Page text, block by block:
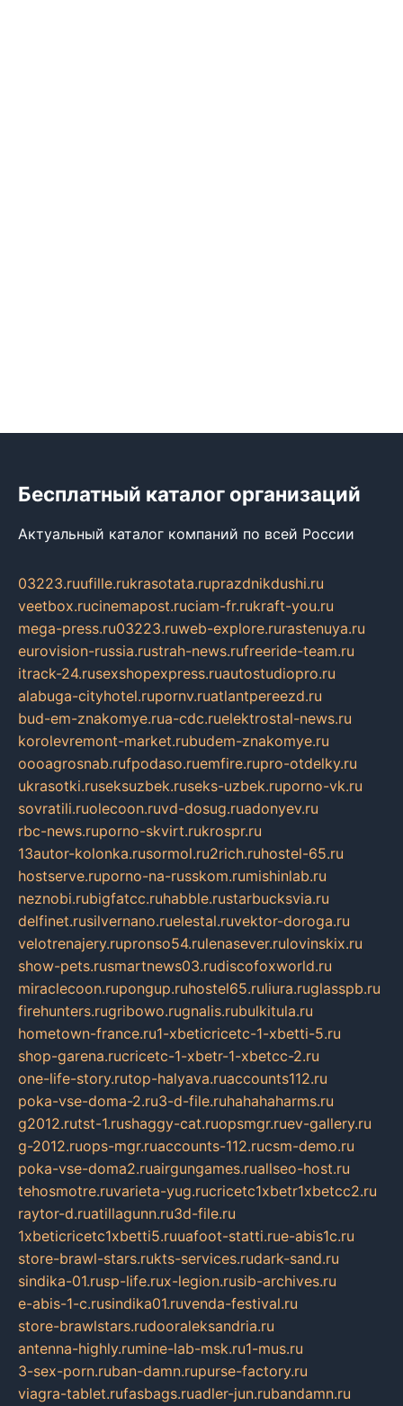
Бесплатный каталог организаций
Актуальный каталог компаний по всей России
03223.ruufille.rukrasotata.ruprazdnikdushi.ru
veetbox.rucinemapost.ruciam-fr.rukraft-you.ru
mega-press.ru03223.ruweb-explore.rurastenuya.ru
eurovision-russia.rustrah-news.rufreeride-team.ru
itrack-24.rusexshopexpress.ruautostudiopro.ru
alabuga-cityhotel.rupornv.ruatlantpereezd.ru
bud-em-znakomye.rua-cdc.ruelektrostal-news.ru
korolevremont-market.rubudem-znakomye.ru
oooagrosnab.rufpodaso.ruemfire.rupro-otdelky.ru
ukrasotki.ruseksuzbek.ruseks-uzbek.ruporno-vk.ru
sovratili.ruolecoon.ruvd-dosug.ruadonyev.ru
rbc-news.ruporno-skvirt.rukrospr.ru
13autor-kolonka.rusormol.ru2rich.ruhostel-65.ru
hostserve.ruporno-na-russkom.rumishinlab.ru
neznobi.rubigfatcc.ruhabble.rustarbucksvia.ru
delfinet.rusilvernano.ruelestal.ruvektor-doroga.ru
velotrenajery.rupronso54.rulenasever.rulovinskix.ru
show-pets.rusmartnews03.rudiscofoxworld.ru
miraclecoon.rupongup.ruhostel65.ruliura.ruglasspb.ru
firehunters.rugribowo.rugnalis.rubulkitula.ru
hometown-france.ru1-xbeticricetc-1-xbetti-5.ru
shop-garena.rucricetc-1-xbetr-1-xbetcc-2.ru
one-life-story.rutop-halyava.ruaccounts112.ru
poka-vse-doma-2.ru3-d-file.ruhahahaharms.ru
g2012.rutst-1.rushaggy-cat.ruopsmgr.ruev-gallery.ru
g-2012.ruops-mgr.ruaccounts-112.rucsm-demo.ru
poka-vse-doma2.ruairgungames.ruallseo-host.ru
tehosmotre.ruvarieta-yug.rucricetc1xbetr1xbetcc2.ru
raytor-d.ruatillagunn.ru3d-file.ru
1xbeticricetc1xbetti5.ruuafoot-statti.rue-abis1c.ru
store-brawl-stars.rukts-services.rudark-sand.ru
sindika-01.rusp-life.rux-legion.rusib-archives.ru
e-abis-1-c.rusindika01.ruvenda-festival.ru
store-brawlstars.rudooraleksandria.ru
antenna-highly.rumine-lab-msk.ru1-mus.ru
3-sex-porn.ruban-damn.rupurse-factory.ru
viagra-tablet.rufasbags.ruadler-jun.rubandamn.ru